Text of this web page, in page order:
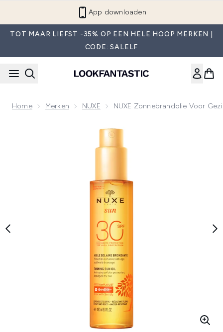
App downloaden
TOT MAAR LIEFST -35% OP EEN HELE HOOP MERKEN |
CODE: SALELF
Home Merken NUXE NUXE Zonnebrandolie Voor